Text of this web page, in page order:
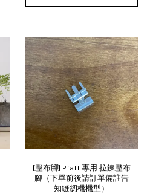
[壓布腳] Pfaff 專用 拉鍊壓布
腳（下單前後請訂單備註告
知縫紉機機型）